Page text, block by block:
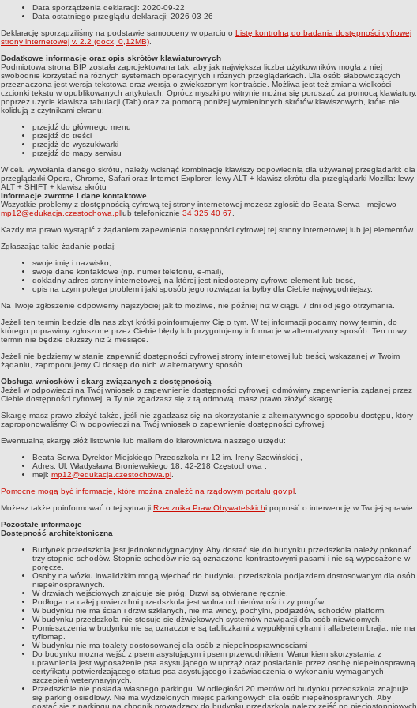
Data sporządzenia deklaracji: 2020-09-22
Data ostatniego przeglądu deklaracji: 2026-03-26
Deklarację sporządziliśmy na podstawie samooceny w oparciu o Listę kontrolną do badania dostępności cyfrowej
strony internetowej v. 2.2 (docx, 0,12MB)
Dodatkowe informacje oraz opis skrótów klawiaturowych
Podmiotowa strona BIP została zaprojektowana tak, aby jak największa liczba użytkowników mogła z niej
swobodnie korzystać na różnych systemach operacyjnych i różnych przeglądarkach. Dla osób słabowidzących
przeznaczona jest wersja tekstowa oraz wersja o zwiększonym kontraście. Możliwa jest też zmiana wielkości
czcionki tekstu w opublikowanych artykułach. Oprócz myszki po witrynie można się poruszać za pomocą klawiatury,
poprzez użycie klawisza tabulacji (Tab) oraz za pomocą poniżej wymienionych skrótów klawiszowych, które nie
kolidują z czytnikami ekranu:
przejdź do głównego menu
przejdź do treści
przejdź do wyszukiwarki
przejdź do mapy serwisu
W celu wywołania danego skrótu, należy wcisnąć kombinację klawiszy odpowiednią dla używanej przeglądarki: dla
przeglądarki Opera, Chrome, Safari oraz Internet Explorer: lewy ALT + klawisz skrótu dla przeglądarki Mozilla: lewy
ALT + SHIFT + klawisz skrótu
Informacje zwrotne i dane kontaktowe
Wszystkie problemy z dostępnością cyfrową tej strony internetowej możesz zgłosić do Beata Serwa - mejlowo
mp12@edukacja.czestochowa.pllub telefonicznie 34 325 40 67
Każdy ma prawo wystąpić z żądaniem zapewnienia dostępności cyfrowej tej strony internetowej lub jej elementów.
Zgłaszając takie żądanie podaj:
swoje imię i nazwisko,
swoje dane kontaktowe (np. numer telefonu, e-mail),
dokładny adres strony internetowej, na której jest niedostępny cyfrowo element lub treść,
opis na czym polega problem i jaki sposób jego rozwiązania byłby dla Ciebie najwygodniejszy.
Na Twoje zgłoszenie odpowiemy najszybciej jak to możliwe, nie później niż w ciągu 7 dni od jego otrzymania.
Jeżeli ten termin będzie dla nas zbyt krótki poinformujemy Cię o tym. W tej informacji podamy nowy termin, do
którego poprawimy zgłoszone przez Ciebie błędy lub przygotujemy informacje w alternatywny sposób. Ten nowy
termin nie będzie dłuższy niż 2 miesiące.
Jeżeli nie będziemy w stanie zapewnić dostępności cyfrowej strony internetowej lub treści, wskazanej w Twoim
żądaniu, zaproponujemy Ci dostęp do nich w alternatywny sposób.
Obsługa wniosków i skarg związanych z dostępnością
Jeżeli w odpowiedzi na Twój wniosek o zapewnienie dostępności cyfrowej, odmówimy zapewnienia żądanej przez
Ciebie dostępności cyfrowej, a Ty nie zgadzasz się z tą odmową, masz prawo złożyć skargę.
Skargę masz prawo złożyć także, jeśli nie zgadzasz się na skorzystanie z alternatywnego sposobu dostępu, który
zaproponowaliśmy Ci w odpowiedzi na Twój wniosek o zapewnienie dostępności cyfrowej.
Ewentualną skargę złóż listownie lub mailem do kierownictwa naszego urzędu:
Beata Serwa Dyrektor Miejskiego Przedszkola nr 12 im. Ireny Szewińskiej
Adres: Ul. Władysława Broniewskiego 18, 42-218 Częstochowa
mejl: mp12@edukacja.czestochowa.pl
Pomocne mogą być informacje, które można znaleźć na rządowym portalu gov.pl
Możesz także poinformować o tej sytuacji Rzecznika Praw Obywatelskichi poprosić o interwencję w Twojej sprawie.
Pozostałe informacje
Dostępność architektoniczna
Budynek przedszkola jest jednokondygnacyjny. Aby dostać się do budynku przedszkola należy pokonać
trzy stopnie schodów. Stopnie schodów nie są oznaczone kontrastowymi pasami i nie są wyposażone w
poręcze.
Osoby na wózku inwalidzkim mogą wjechać do budynku przedszkola podjazdem dostosowanym dla osób
niepełnosprawnych.
W drzwiach wejściowych znajduje się próg. Drzwi są otwierane ręcznie.
Podłoga na całej powierzchni przedszkola jest wolna od nierówności czy progów.
W budynku nie ma ścian i drzwi szklanych, nie ma windy, pochylni, podjazdów, schodów, platform.
W budynku przedszkola nie stosuje się dźwiękowych systemów nawigacji dla osób niewidomych.
Pomieszczenia w budynku nie są oznaczone są tabliczkami z wypukłymi cyframi i alfabetem brajla, nie ma
tyflomap.
W budynku nie ma toalety dostosowanej dla osób z niepełnosprawnościami
Do budynku można wejść z psem asystującym i psem przewodnikiem. Warunkiem skorzystania z
uprawnienia jest wyposażenie psa asystującego w uprząż oraz posiadanie przez osobę niepełnosprawną
certyfikatu potwierdzającego status psa asystującego i zaświadczenia o wykonaniu wymaganych
szczepień weterynaryjnych.
Przedszkole nie posiada własnego parkingu. W odległości 20 metrów od budynku przedszkola znajduje
się parking osiedlowy. Nie ma wydzielonych miejsc parkingowych dla osób niepełnosprawnych. Aby
dostać się z parkingu na chodnik prowadzący do budynku przedszkola należy zejść po pięciostopniowych